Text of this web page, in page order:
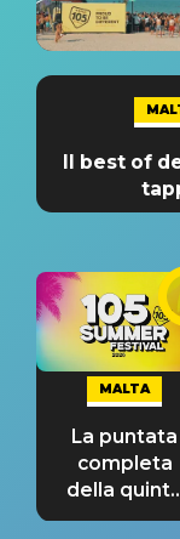
Il best of
MALTA
La puntata
completa
della
tappa